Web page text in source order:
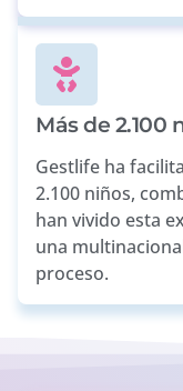
Más de 2.100
Gestlife ha
2.100 niños,
han vivido esta
una
proceso.